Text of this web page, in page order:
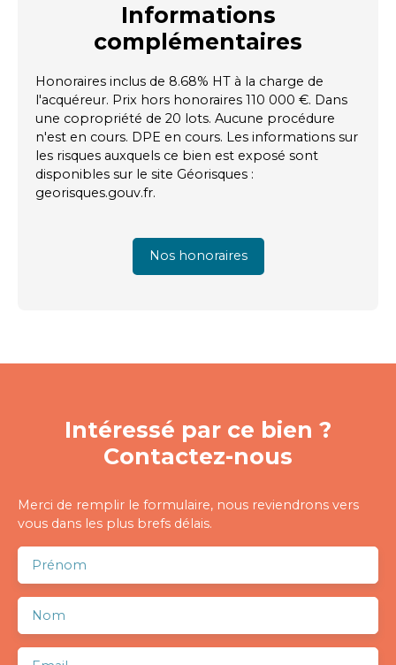
Informations
complémentaires
Honoraires inclus de 8.68% HT à la charge de
l'acquéreur. Prix hors honoraires 110 000 €. Dans
une copropriété de 20 lots. Aucune procédure
n'est en cours. DPE en cours. Les informations sur
les risques auxquels ce bien est exposé sont
disponibles sur le site Géorisques :
georisques.gouv.fr.
Nos honoraires
Intéressé par ce bien ?
Contactez-nous
Merci de remplir le formulaire, nous reviendrons vers
vous dans les plus brefs délais.
Prénom
Nom